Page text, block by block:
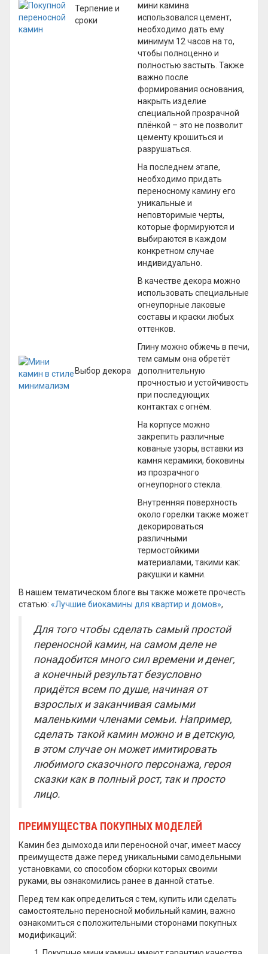
Терпение и
сроки
мини камина
использовался цемент,
необходимо дать ему
минимум 12 часов на то,
чтобы полноценно и
полностью застыть. Также
важно после
формирования основания,
накрыть изделие
специальной прозрачной
плёнкой – это не позволит
цементу крошиться и
разрушаться.
Выбор декора
На последнем этапе,
необходимо придать
переносному камину его
уникальные и
неповторимые черты,
которые формируются и
выбираются в каждом
конкретном случае
индивидуально.
В качестве декора можно
использовать специальные
огнеупорные лаковые
составы и краски любых
оттенков.
Глину можно обжечь в печи,
тем самым она обретёт
дополнительную
прочностью и устойчивость
при последующих
контактах с огнём.
На корпусе можно
закрепить различные
кованые узоры, вставки из
камня керамики, боковины
из прозрачного
огнеупорного стекла.
Внутренняя поверхность
около горелки также может
декорироваться
различными
термостойкими
материалами, такими как:
ракушки и камни.
В нашем тематическом блоге вы также можете прочесть
статью: «Лучшие биокамины для квартир и домов»,
Для того чтобы сделать самый простой
переносной камин, на самом деле не
понадобится много сил времени и денег,
а конечный результат безусловно
придётся всем по душе, начиная от
взрослых и заканчивая самыми
маленькими членами семьи. Например,
сделать такой камин можно и в детскую,
в этом случае он может имитировать
любимого сказочного персонажа, героя
сказки как в полный рост, так и просто
лицо.
ПРЕИМУЩЕСТВА ПОКУПНЫХ МОДЕЛЕЙ
Камин без дымохода или переносной очаг, имеет массу
преимуществ даже перед уникальными самодельными
установками, со способом сборки которых своими
руками, вы ознакомились ранее в данной статье.
Перед тем как определиться с тем, купить или сделать
самостоятельно переносной мобильный камин, важно
ознакомиться с положительными сторонами покупных
модификаций: